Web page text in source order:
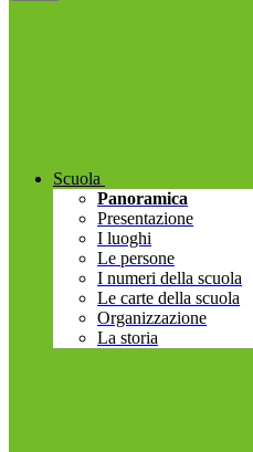
Scuola
Panoramica
Presentazione
I luoghi
Le persone
I numeri della scuola
Le carte della scuola
Organizzazione
La storia